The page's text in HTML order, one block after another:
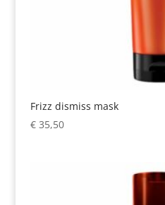
Frizz dismiss mask
€35,50